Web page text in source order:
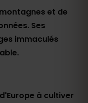
et de
Ses
immaculés
à cultiver